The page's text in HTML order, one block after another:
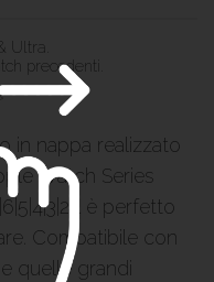
Ultra.
precedenti.
in nappa realizzato
Watch Series
è perfetto
Compatibile con
quelle grandi